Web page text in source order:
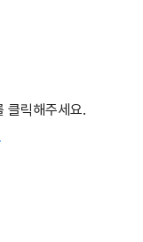
클릭해주세요.